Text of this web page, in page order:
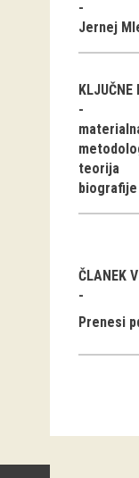
Jernej
KLJUČNE
teorija
ČLANEK
Prenesi